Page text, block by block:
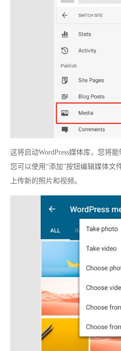
这将启动WordPress媒体库，您将
您可以使用“添加”按钮编辑媒体文
上传新的照片和视频。